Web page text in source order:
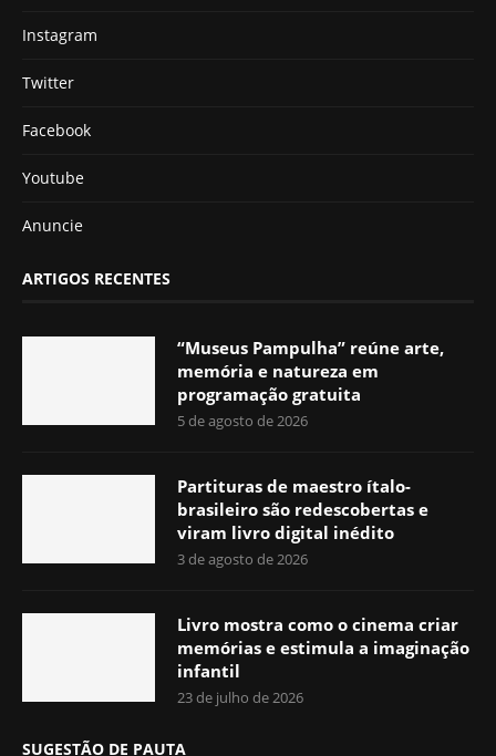
Instagram
Twitter
Facebook
Youtube
Anuncie
ARTIGOS RECENTES
“Museus Pampulha” reúne arte,
memória e natureza em
programação gratuita
5 de agosto de 2026
Partituras de maestro ítalo-
brasileiro são redescobertas e
viram livro digital inédito
3 de agosto de 2026
Livro mostra como o cinema criar
memórias e estimula a imaginação
infantil
23 de julho de 2026
SUGESTÃO DE PAUTA